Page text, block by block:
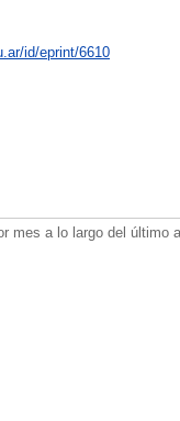
id/eprint/6610
mes a lo largo del último